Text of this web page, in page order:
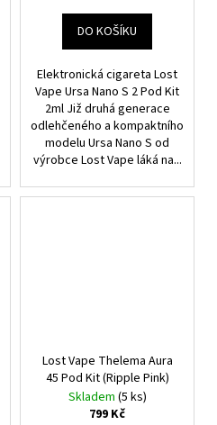
DO KOŠÍKU
Elektronická cigareta Lost
Vape Ursa Nano S 2 Pod Kit
2ml Již druhá generace
odlehčeného a kompaktního
modelu Ursa Nano S od
výrobce Lost Vape láká na...
Lost Vape Thelema Aura
45 Pod Kit (Ripple Pink)
Skladem (5 ks)
799 Kč